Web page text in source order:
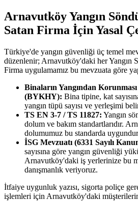
Arnavutköy Yangın
Satan Firma İçin Yasal
Türkiye'de yangın güvenliği üç temel
düzenlenir; Arnavutköy'daki her Yangın
Firma uygulamamız bu mevzuata göre
Binaların Yangından
(BYKHY): Bina tipine, kat
yangın tüpü sayısı ve yerleşimi
TS EN 3-7 / TS 11827: Yangın
dolum ve bakım standartlarıdır.
dolumumuz bu standarda
İSG Mevzuatı (6331 Sayılı
sayısına göre yangın güvenliği
Arnavutköy'daki iş yerlerinize bu
danışmanlık veriyoruz.
İtfaiye uygunluk yazısı, sigorta poliçe
işlemleri için Arnavutköy'daki